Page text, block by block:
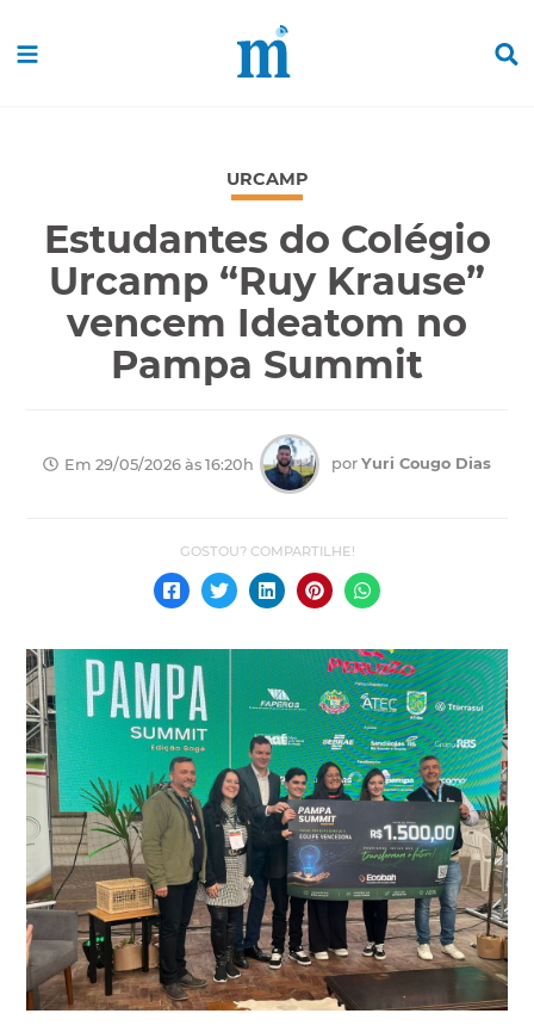
URCAMP
Estudantes do Colégio
Urcamp “Ruy Krause”
vencem Ideatom no
Pampa Summit
Em 29/05/2026 às 16:20h por Yuri Cougo Dias